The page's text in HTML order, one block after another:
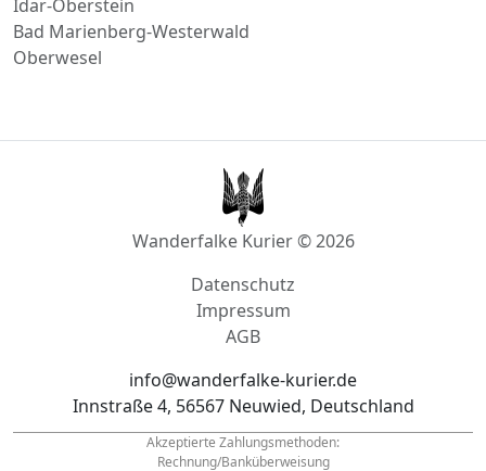
Bad Bergzabern
Sinzig
Idar-Oberstein
Wanderfalke Kurier © 2026
Datenschutz
AGB
info@wanderfalke-kurier.de
Innstraße 4, 56567 Neuwied, Deutschland